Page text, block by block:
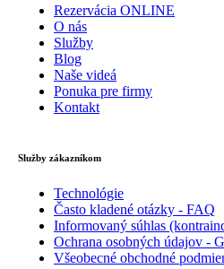
Rezervácia ONLINE
O nás
Služby
Blog
Naše videá
Ponuka pre firmy
Kontakt
Služby zákazníkom
Technológie
Často kladené otázky - FAQ
Informovaný súhlas
Ochrana osobných údajov -
Všeobecné obchodné